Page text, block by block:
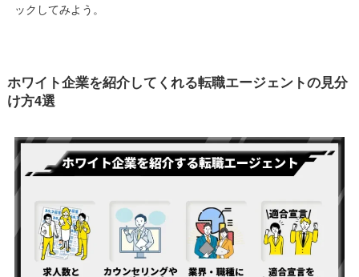
ックしてみよう。
ホワイト企業を紹介してくれる転職エージェントの見分
け方4選